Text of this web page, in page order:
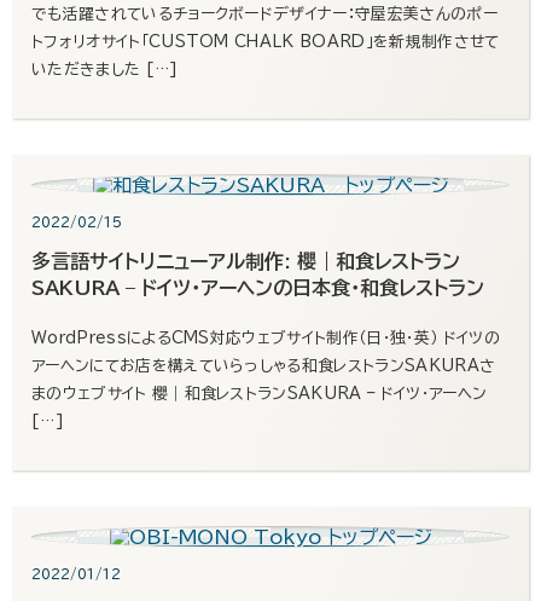
でも活躍されているチョークボードデザイナー：守屋宏美さんのポー
トフォリオサイト「CUSTOM CHALK BOARD」を新規制作させて
いただきました […]
2022/02/15
多言語サイトリニューアル制作: 櫻｜和食レストラン
SAKURA – ドイツ・アーヘンの日本食・和食レストラン
WordPressによるCMS対応ウェブサイト制作（日・独・英） ドイツの
アーヘンにてお店を構えていらっしゃる和食レストランSAKURAさ
まのウェブサイト 櫻｜和食レストランSAKURA – ドイツ・アーヘン
[…]
2022/01/12